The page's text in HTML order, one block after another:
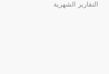
التقارير الشهرية